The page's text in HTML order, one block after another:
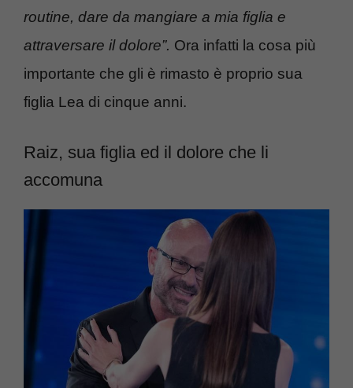
routine, dare da mangiare a mia figlia e
attraversare il dolore”. Ora infatti la cosa più
importante che gli è rimasto è proprio sua
figlia Lea di cinque anni.
Raiz, sua figlia ed il dolore che li
accomuna